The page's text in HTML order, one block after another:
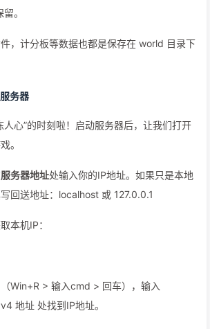
。
，计分板等数据也都是保存在 world 目录下
务器
人心”的时刻啦！启动服务器后，让我们打开
。
服务器地址处输入你的IP地址。如果只是本地
回送地址：localhost 或 127.0.0.1
本机IP：
Win+R > 输入cmd > 回车），输入
地址 处找到IP地址。